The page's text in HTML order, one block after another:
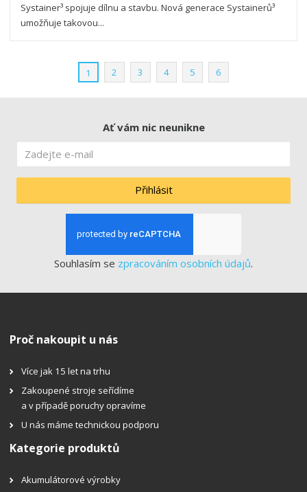
Systainer³ spojuje dílnu a stavbu. Nová generace Systainerů³
umožňuje takovou...
1 2 3 4 5 6
Ať vám nic neunikne
Přihlásit
Souhlasím se zpracováním osobních údajů.
Proč nakoupit u nás
Více jak 15 let na trhu
Zakoupené stroje seřídíme
a v případě poruchy opravíme
U nás máme technickou podporu
Kategorie produktů
Akumulátorové výrobky